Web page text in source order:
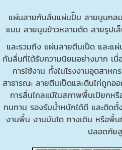
แผ่นลายกันลื่นแผ่นปั๊ม ลายนูนกล
แบน ลายนูนข้าวหลามตัด ลายรูป
และรวมถึง แผ่นลายตีนเป็ด และแ
กันลื่นที่ได้รับความนิยมอย่างมาก เ
การใช้งาน ทั้งในโรงงานอุตสาห
สาธารณะ ลายตีนเป็ดและตีนไก่ถูก
การลื่นไถลแม้ในสภาพพื้นเปียกห
ทนทาน รองรับน้ำหนักได้ดี และติดตั้
งานพื้น งานบันได ทางเดิน หรือพื้
ปลอดภัย